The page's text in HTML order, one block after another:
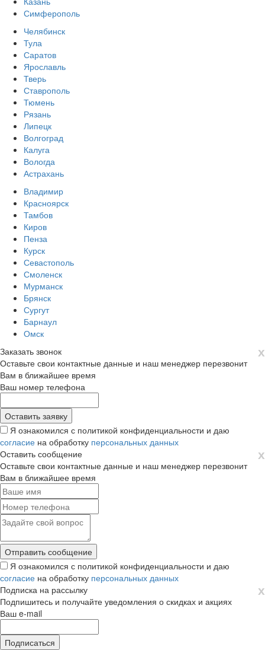
Симферополь
Челябинск
Тула
Саратов
Ярославль
Тверь
Ставрополь
Тюмень
Рязань
Липецк
Волгоград
Калуга
Вологда
Астрахань
Владимир
Красноярск
Тамбов
Киров
Пенза
Курск
Севастополь
Смоленск
Мурманск
Брянск
Сургут
Барнаул
Омск
х
Заказать звонок
Оставьте свои контактные данные и наш менеджер перезвонит
Вам в ближайшее время
Ваш номер телефона
Я ознакомился с политикой конфиденциальности и даю
согласие на обработку персональных данных
х
Оставить сообщение
Оставьте свои контактные данные и наш менеджер перезвонит
Вам в ближайшее время
Я ознакомился с политикой конфиденциальности и даю
согласие на обработку персональных данных
х
Подписка на рассылку
Подпишитесь и получайте уведомления о скидках и акциях
Ваш e-mail